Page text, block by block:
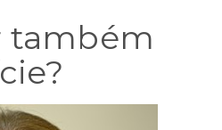
também